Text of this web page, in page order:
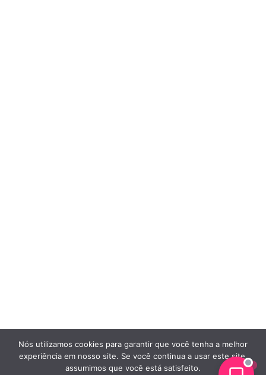
Nós utilizamos cookies para garantir que você tenha a melhor
experiência em nosso site. Se você continua a usar este site,
assumimos que você está satisfeito.